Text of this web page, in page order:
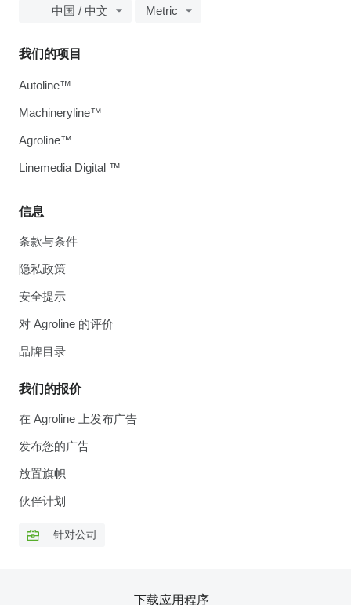
中国 / 中文 Metric
信息
条款与条件
隐私政策
安全提示
对 Agroline 的评价
品牌目录
我们的报价
在 Agroline 上发布广告
发布您的广告
放置旗帜
伙伴计划
针对公司
我们的项目
Autoline™
Machineryline™
Agroline™
Linemedia Digital ™
下载应用程序